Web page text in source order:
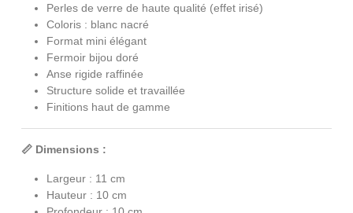
Perles de verre de haute qualité (effet irisé)
Coloris : blanc nacré
Format mini élégant
Fermoir bijou doré
Anse rigide raffinée
Structure solide et travaillée
Finitions haut de gamme
📏 Dimensions :
Largeur : 11 cm
Hauteur : 10 cm